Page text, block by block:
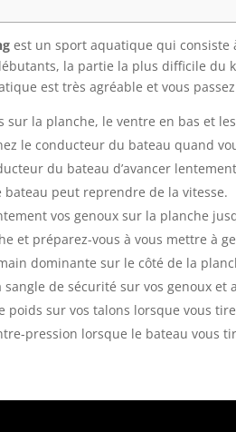
est un sport aquatique qui consiste
la partie la plus difficile du
est très agréable et vous
sur la planche, le ventre en bas et
le conducteur du bateau quand
du bateau d’avancer
bateau peut reprendre de la vitesse.
vos genoux sur la planche
et préparez-vous à vous mettre à
dominante sur le côté de la
sangle de sécurité sur vos genoux et
poids sur vos talons lorsque vous
pression lorsque le bateau vous